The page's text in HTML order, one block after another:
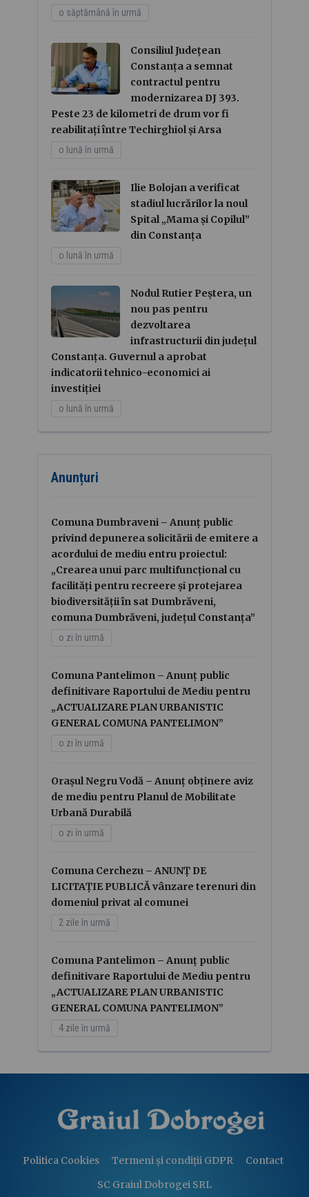
o săptămână în urmă
Consiliul Județean
Constanța a semnat
contractul pentru
modernizarea DJ 393.
Peste 23 de kilometri de drum vor fi
reabilitați între Techirghiol și Arsa
o lună în urmă
Ilie Bolojan a verificat
stadiul lucrărilor la noul
Spital „Mama și Copilul”
din Constanța
o lună în urmă
Nodul Rutier Peștera, un
nou pas pentru
dezvoltarea
infrastructurii din județul
Constanța. Guvernul a aprobat
indicatorii tehnico-economici ai
investiției
o lună în urmă
Anunțuri
Comuna Dumbraveni – Anunț public
privind depunerea solicitării de emitere a
acordului de mediu entru proiectul:
„Crearea unui parc multifuncțional cu
facilități pentru recreere și protejarea
biodiversității în sat Dumbrăveni,
comuna Dumbrăveni, județul Constanța”
o zi în urmă
Comuna Pantelimon – Anunț public
definitivare Raportului de Mediu pentru
„ACTUALIZARE PLAN URBANISTIC
GENERAL COMUNA PANTELIMON”
o zi în urmă
Orașul Negru Vodă – Anunț obținere aviz
de mediu pentru Planul de Mobilitate
Urbană Durabilă
o zi în urmă
Comuna Cerchezu – ANUNȚ DE
LICITAȚIE PUBLICĂ vânzare terenuri din
domeniul privat al comunei
2 zile în urmă
Comuna Pantelimon – Anunț public
definitivare Raportului de Mediu pentru
„ACTUALIZARE PLAN URBANISTIC
GENERAL COMUNA PANTELIMON”
4 zile în urmă
Politica Cookies Termeni și condiții GDPR
Contact
SC Graiul Dobrogei SRL